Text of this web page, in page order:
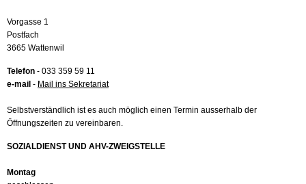
Vorgasse 1
Postfach
3665 Wattenwil
Telefon - 033 359 59 11
e-mail - Mail ins Sekretariat
Selbstverständlich ist es auch möglich einen Termin ausserhalb der
Öffnungszeiten zu vereinbaren.
SOZIALDIENST UND AHV-ZWEIGSTELLE
Montag